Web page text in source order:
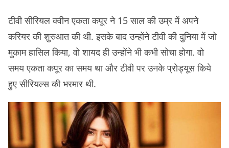
टीवी सीरियल क्वीन एकता कपूर ने 15 साल की उम्र में अपने
करियर की शुरुआत की थी. इसके बाद उन्होंने टीवी की दुनिया में जो
मुकाम हासिल किया, वो शायद ही उन्होंने भी कभी सोचा होगा. वो
समय एकता कपूर का समय था और टीवी पर उनके प्रोड्यूस किये
हुए सीरियल्स की भरमार थी.